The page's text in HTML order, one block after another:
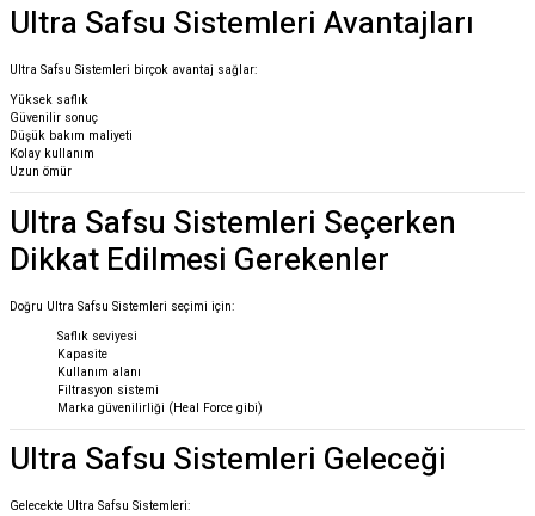
Ultra Safsu Sistemleri Avantajları
Ultra Safsu Sistemleri birçok avantaj sağlar:
Yüksek saflık
Güvenilir sonuç
Düşük bakım maliyeti
Kolay kullanım
Uzun ömür
Ultra Safsu Sistemleri Seçerken
Dikkat Edilmesi Gerekenler
Doğru Ultra Safsu Sistemleri seçimi için:
Saflık seviyesi
Kapasite
Kullanım alanı
Filtrasyon sistemi
Marka güvenilirliği (Heal Force gibi)
Ultra Safsu Sistemleri Geleceği
Gelecekte Ultra Safsu Sistemleri: